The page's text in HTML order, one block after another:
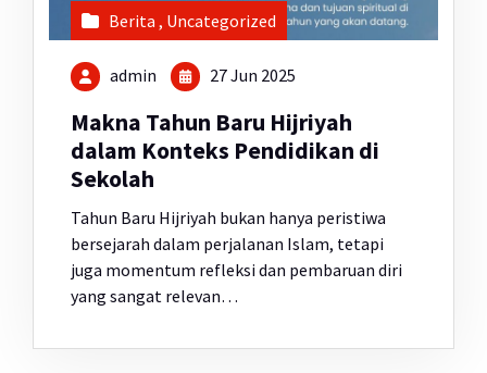
Berita , Uncategorized
admin 27 Jun 2025
Makna Tahun Baru Hijriyah
dalam Konteks Pendidikan di
Sekolah
Tahun Baru Hijriyah bukan hanya peristiwa
bersejarah dalam perjalanan Islam, tetapi
juga momentum refleksi dan pembaruan diri
yang sangat relevan…